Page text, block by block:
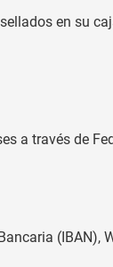
en su
a través de
(IBAN),